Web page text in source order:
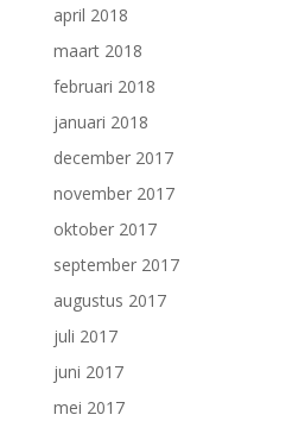
april 2018
maart 2018
februari 2018
januari 2018
december 2017
november 2017
oktober 2017
september 2017
augustus 2017
juli 2017
juni 2017
mei 2017